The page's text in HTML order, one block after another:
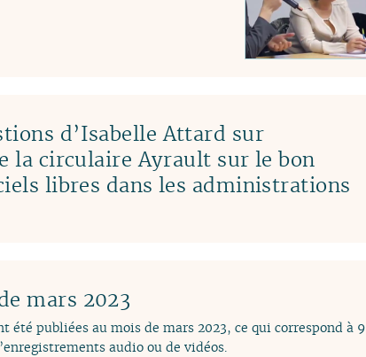
d’Isabelle Attard sur
la circulaire Ayrault sur le bon
libres dans les administrations
mars 2023
été publiées au mois de mars 2023, ce qui correspond à 9
audio ou de vidéos.